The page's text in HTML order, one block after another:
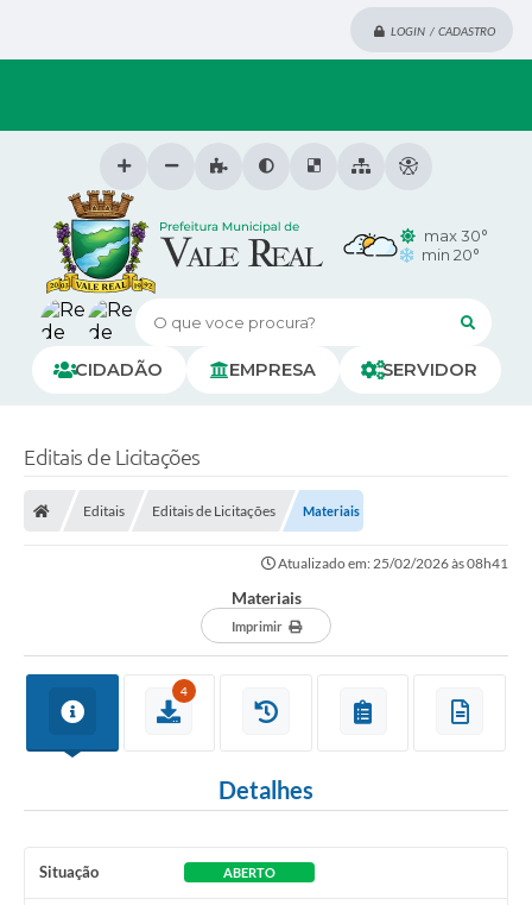
LOGIN / CADASTRO
O que voce procura?
CIDADÃO EMPRESA SERVIDOR
max 30°
min 20°
Editais de Licitações
Editais Editais de Licitações Materiais
Atualizado em: 25/02/2026 às 08h41
Materiais
Imprimir
4
Detalhes
Situação ABERTO